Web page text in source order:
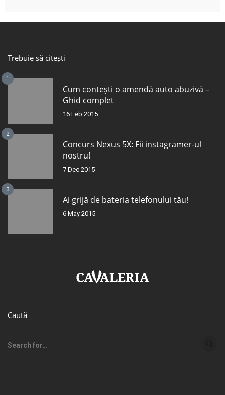
Trebuie să citești
1
Cum contești o amendă auto abuzivă –
Ghid complet
16 Feb 2015
2
Concurs Nexus 5X: Fii instagramer-ul
nostru!
7 Dec 2015
3
Ai grijă de bateria telefonului tău!
6 May 2015
Caută